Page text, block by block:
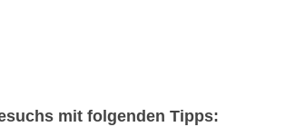
mit folgenden Tipps: